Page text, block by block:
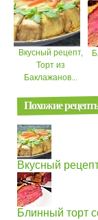
Вкусный рецепт,
Торт из
Баклажанов...
Похожие
Вкусный
Блинный торт